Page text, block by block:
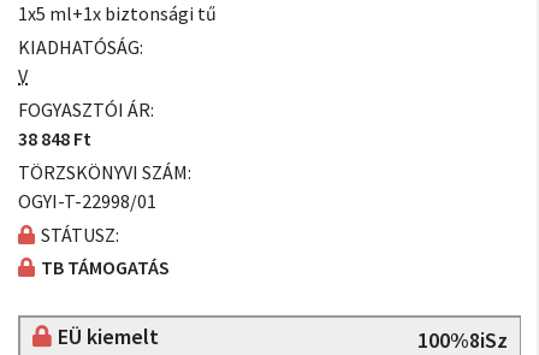
1x5 ml+1x biztonsági tű
KIADHATÓSÁG:
V
FOGYASZTÓI ÁR:
38 848 Ft
TÖRZSKÖNYVI SZÁM:
OGYI-T-22998/01
STÁTUSZ:
TB TÁMOGATÁS
EÜ kiemelt 100%8iSz